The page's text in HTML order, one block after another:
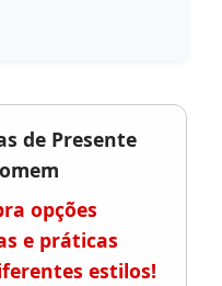
de Presente
opções
e práticas
estilos!